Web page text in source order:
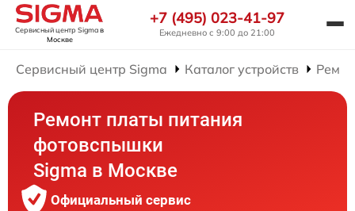
Сервисный центр Sigmaв
Москве
+7 (495) 023-41-97
Ежедневно с 9:00 до 21:00
Сервисный центр Sigma Каталог устройств
Ремонт платы питания
фотовспышки
Sigma в Москве
Официальный сервис